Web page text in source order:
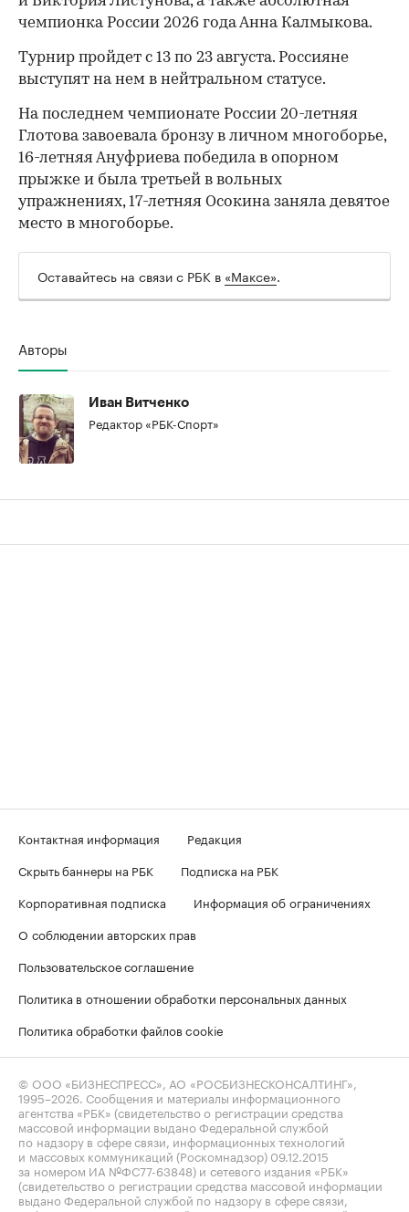
чемпионка России 2026 года Анна Калмыкова.
Турнир пройдет с 13 по 23 августа. Россияне
выступят на нем в нейтральном статусе.
На последнем чемпионате России 20-летняя
Глотова завоевала бронзу в личном многоборье,
16-летняя Ануфриева победила в опорном
прыжке и была третьей в вольных
упражнениях, 17-летняя Осокина заняла девятое
место в многоборье.
Оставайтесь на связи с РБК в «Максе».
Авторы
Иван Витченко
Редактор «РБК-Спорт»
Контактная информация
Редакция
Скрыть баннеры на РБК
Подписка на РБК
Корпоративная подписка
Информация об ограничениях
О соблюдении авторских прав
Пользовательское соглашение
Политика в отношении обработки персональных данных
Политика обработки файлов cookie
© ООО «БИЗНЕСПРЕСС», АО «РОСБИЗНЕСКОНСАЛТИНГ»,
1995–2026. Сообщения и материалы информационного
агентства «РБК» (свидетельство о регистрации средства
массовой информации выдано Федеральной службой
по надзору в сфере связи, информационных технологий
и массовых коммуникаций (Роскомнадзор) 09.12.2015
за номером ИА №ФС77-63848) и сетевого издания «РБК»
(свидетельство о регистрации средства массовой информации
выдано Федеральной службой по надзору в сфере связи,